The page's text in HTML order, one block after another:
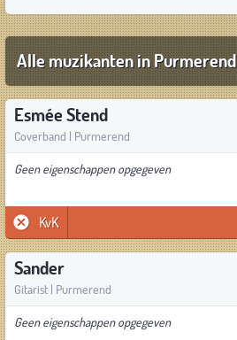
Alle muzikanten in Purmerend
Esmée Stend
Coverband | Purmerend
Geen eigenschappen opgegeven
KvK
Sander
Gitarist | Purmerend
Geen eigenschappen opgegeven